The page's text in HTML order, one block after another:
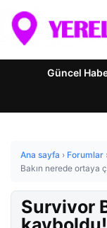
Güncel
Ana sayfa › Forumlar
Bakın nerede ortaya
Survivor